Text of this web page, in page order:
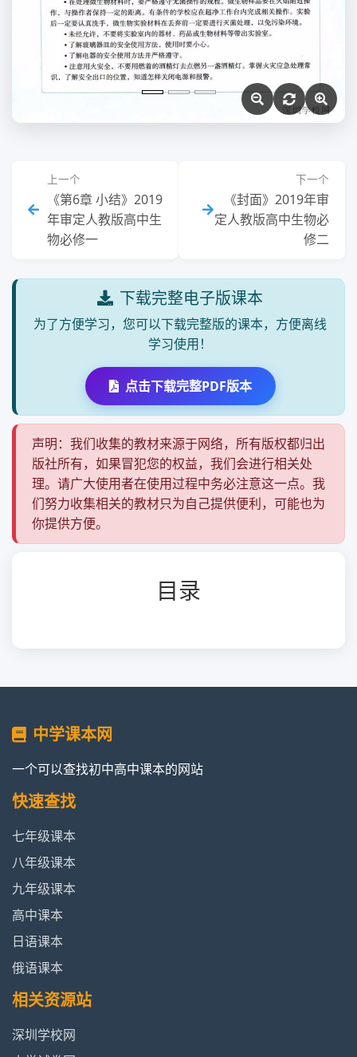
上一个
《第6章 小结》2019
年审定人教版高中生
物必修一
下一个
《封面》2019年审
定人教版高中生物必
修二
下载完整电子版课本
为了方便学习，您可以下载完整版的课本，方便离线
学习使用！
点击下载完整PDF版本
声明：我们收集的教材来源于网络，所有版权都归出
版社所有，如果冒犯您的权益，我们会进行相关处
理。请广大使用者在使用过程中务必注意这一点。我
们努力收集相关的教材只为自己提供便利，可能也为
你提供方便。
目录
中学课本网
一个可以查找初中高中课本的网站
快速查找
七年级课本
八年级课本
九年级课本
高中课本
日语课本
俄语课本
相关资源站
深圳学校网